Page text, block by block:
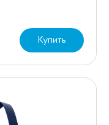
Купить